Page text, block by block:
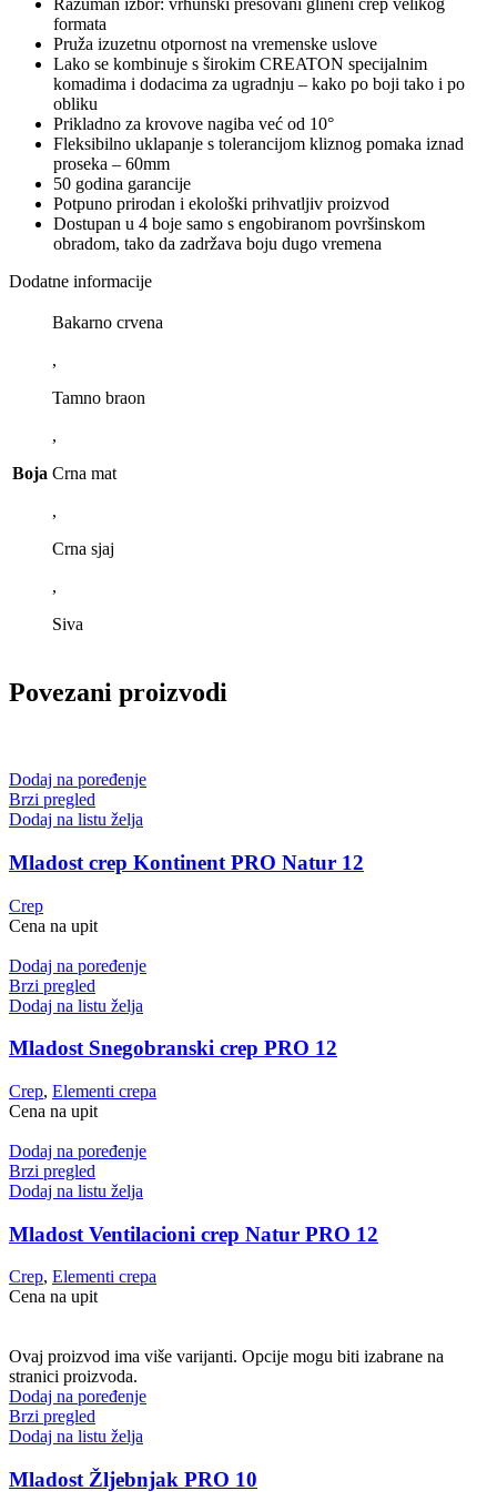
Razuman izbor: vrhunski presovani glineni crep velikog
formata
Pruža izuzetnu otpornost na vremenske uslove
Lako se kombinuje s širokim CREATON specijalnim
komadima i dodacima za ugradnju – kako po boji tako i po
obliku
Prikladno za krovove nagiba već od 10°
Fleksibilno uklapanje s tolerancijom kliznog pomaka iznad
proseka – 60mm
50 godina garancije
Potpuno prirodan i ekološki prihvatljiv proizvod
Dostupan u 4 boje samo s engobiranom površinskom
obradom, tako da zadržava boju dugo vremena
Dodatne informacije
Boja
Bakarno crvena
,
Tamno braon
,
Crna mat
,
Crna sjaj
,
Siva
Povezani proizvodi
Dodaj na poređenje
Brzi pregled
Dodaj na listu želja
Mladost crep Kontinent PRO Natur 12
Crep
Cena na upit
Dodaj na poređenje
Brzi pregled
Dodaj na listu želja
Mladost Snegobranski crep PRO 12
Crep, Elementi crepa
Cena na upit
Dodaj na poređenje
Brzi pregled
Dodaj na listu želja
Mladost Ventilacioni crep Natur PRO 12
Crep, Elementi crepa
Cena na upit
Ovaj proizvod ima više varijanti. Opcije mogu biti izabrane na
stranici proizvoda.
Dodaj na poređenje
Brzi pregled
Dodaj na listu želja
Mladost Žljebnjak PRO 10